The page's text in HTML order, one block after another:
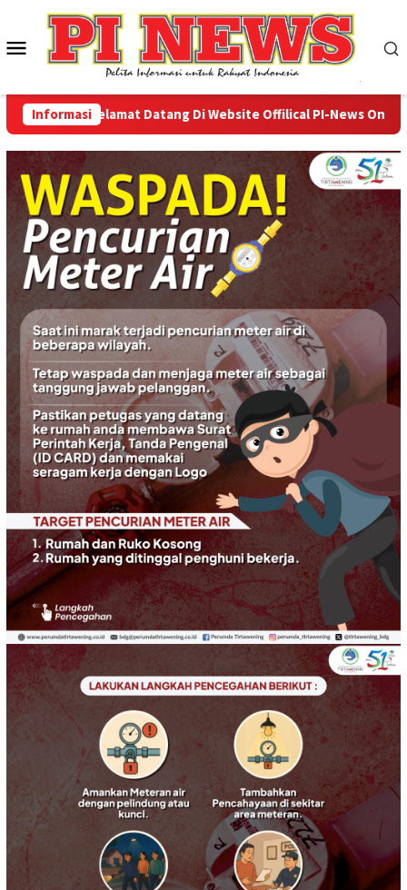
konten
Menu
Mobile
Informasi
Selamat Datang Di Website Offilical PI-News Online -